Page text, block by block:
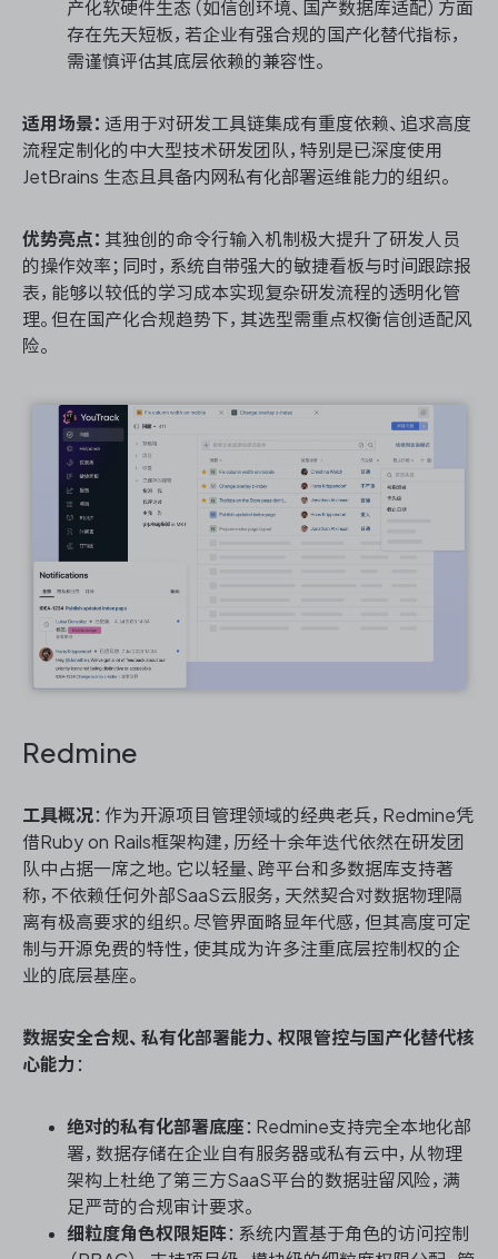
产化软硬件生态（如信创环境、国产数据库适配）方面
存在先天短板，若企业有强合规的国产化替代指标，
需谨慎评估其底层依赖的兼容性。
适用场景： 适用于对研发工具链集成有重度依赖、追求高度
流程定制化的中大型技术研发团队，特别是已深度使用
JetBrains 生态且具备内网私有化部署运维能力的组织。
优势亮点： 其独创的命令行输入机制极大提升了研发人员
的操作效率；同时，系统自带强大的敏捷看板与时间跟踪报
表，能够以较低的学习成本实现复杂研发流程的透明化管
理。但在国产化合规趋势下，其选型需重点权衡信创适配风
险。
Redmine
工具概况：作为开源项目管理领域的经典老兵，Redmine凭
借Ruby on Rails框架构建，历经十余年迭代依然在研发团
队中占据一席之地。它以轻量、跨平台和多数据库支持著
称，不依赖任何外部SaaS云服务，天然契合对数据物理隔
离有极高要求的组织。尽管界面略显年代感，但其高度可定
制与开源免费的特性，使其成为许多注重底层控制权的企
业的底层基座。
数据安全合规、私有化部署能力、权限管控与国产化替代核
心能力 ：
绝对的私有化部署底座 ：Redmine支持完全本地化部
署，数据存储在企业自有服务器或私有云中，从物理
架构上杜绝了第三方SaaS平台的数据驻留风险，满
足严苛的合规审计要求。
细粒度角色权限矩阵 ：系统内置基于角色的访问控制